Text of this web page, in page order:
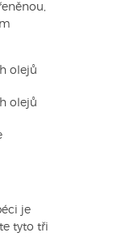
olejů
olejů
je
tyto tři